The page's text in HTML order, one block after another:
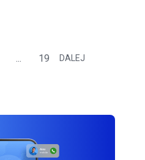
... 19 DALEJ